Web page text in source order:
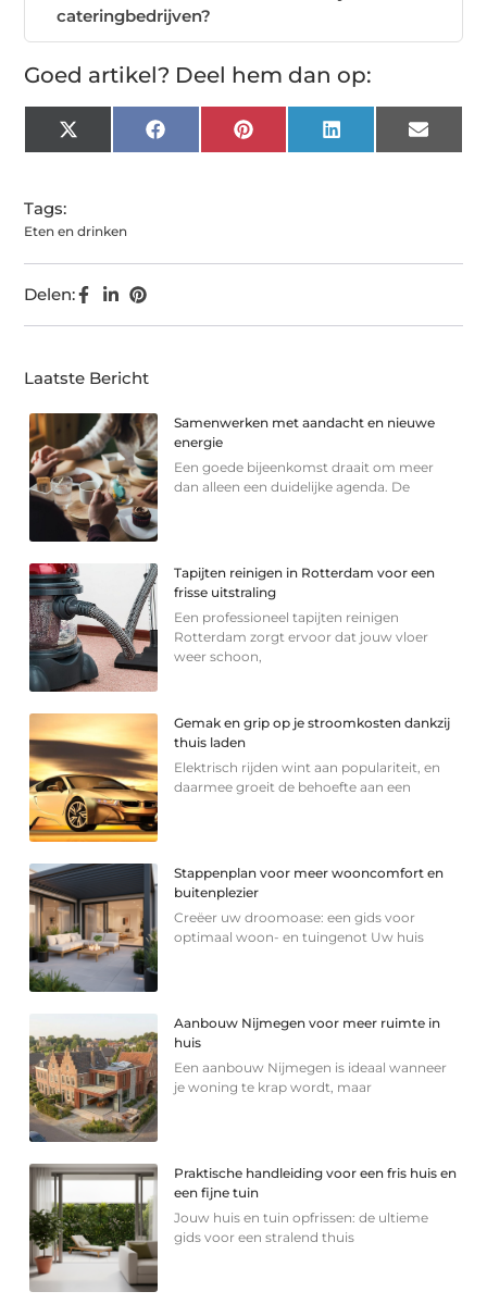
cateringbedrijven?
Goed artikel? Deel hem dan op:
X
(Twitter)
FacebookPinterest LinkedIn Email
Tags:
Eten en drinken
Delen:
Laatste Bericht
Samenwerken met aandacht en nieuwe
energie
Een goede bijeenkomst draait om meer
dan alleen een duidelijke agenda. De
Tapijten reinigen in Rotterdam voor een
frisse uitstraling
Een professioneel tapijten reinigen
Rotterdam zorgt ervoor dat jouw vloer
weer schoon,
Gemak en grip op je stroomkosten dankzij
thuis laden
Elektrisch rijden wint aan populariteit, en
daarmee groeit de behoefte aan een
Stappenplan voor meer wooncomfort en
buitenplezier
Creëer uw droomoase: een gids voor
optimaal woon- en tuingenot Uw huis
Aanbouw Nijmegen voor meer ruimte in
huis
Een aanbouw Nijmegen is ideaal wanneer
je woning te krap wordt, maar
Praktische handleiding voor een fris huis en
een fijne tuin
Jouw huis en tuin opfrissen: de ultieme
gids voor een stralend thuis